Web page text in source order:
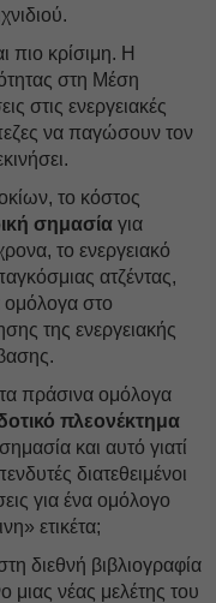
πιο κρίσιμη. Η
στη Μέση
στις ενεργειακές
να παγώσουν τον
το κόστος
σημασία για
το ενεργειακό
ατζέντας,
ομόλογα στο
της ενεργειακής
πράσινα ομόλογα
πλεονέκτημα
και αυτό γιατί
διατεθειμένοι
για ένα ομόλογο
ετικέτα;
διεθνή βιβλιογραφία
μιας νέας μελέτης του